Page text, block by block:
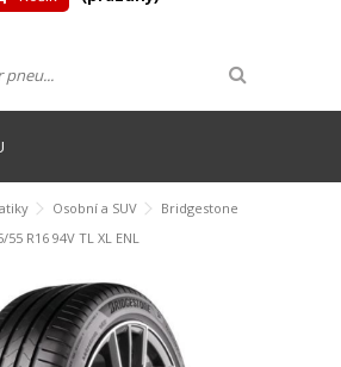
Osobní a SUV
Bridgestone
55 R16 94V TL XL ENL